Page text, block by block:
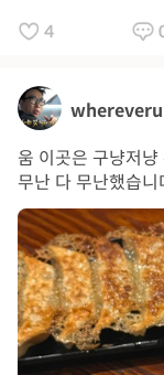
4
움 이곳은 구냥저
무난 다 무난했습니